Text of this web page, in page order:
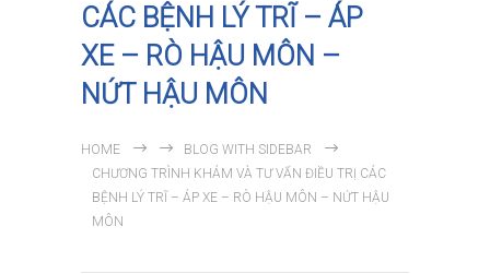
CÁC BỆNH LÝ TRĨ – ÁP
XE – RÒ HẬU MÔN –
NỨT HẬU MÔN
HOME
BLOG WITH SIDEBAR
CHƯƠNG TRÌNH KHÁM VÀ TƯ VẤN ĐIỀU TRỊ CÁC
BỆNH LÝ TRĨ – ÁP XE – RÒ HẬU MÔN – NỨT HẬU
MÔN